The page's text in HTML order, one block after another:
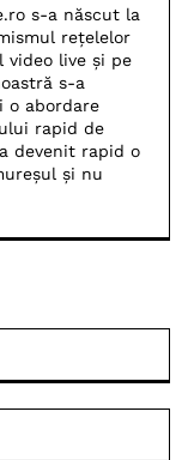
s-a născut la
rețelelor
video live și pe
s-a
o abordare
rapid de
devenit rapid o
și nu